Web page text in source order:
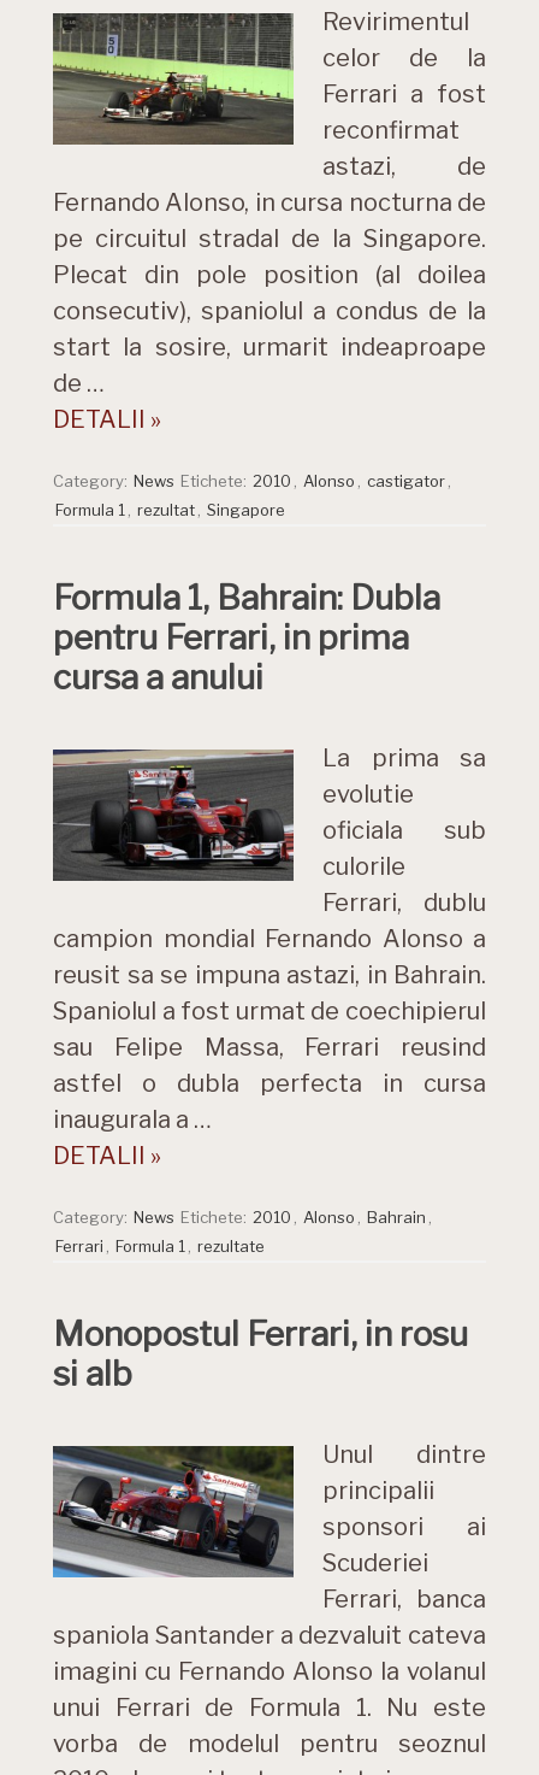
Revirimentul
celor de la
Ferrari a fost
reconfirmat
astazi, de
Fernando Alonso, in cursa nocturna de
pe circuitul stradal de la Singapore.
Plecat din pole position (al doilea
consecutiv), spaniolul a condus de la
start la sosire, urmarit indeaproape
de …
DETALII »
Category: News Etichete: 2010 Alonso castigator
Formula 1
rezultat Singapore
Formula 1, Bahrain: Dubla
pentru Ferrari, in prima
cursa a anului
La prima sa
evolutie
oficiala sub
culorile
Ferrari, dublu
campion mondial Fernando Alonso a
reusit sa se impuna astazi, in Bahrain.
Spaniolul a fost urmat de coechipierul
sau Felipe Massa, Ferrari reusind
astfel o dubla perfecta in cursa
inaugurala a …
DETALII »
Category: News Etichete: 2010 Alonso Bahrain
Ferrari
Formula 1 rezultate
Monopostul Ferrari, in rosu
si alb
Unul dintre
principalii
sponsori ai
Scuderiei
Ferrari, banca
spaniola Santander a dezvaluit cateva
imagini cu Fernando Alonso la volanul
unui Ferrari de Formula 1. Nu este
vorba de modelul pentru seoznul